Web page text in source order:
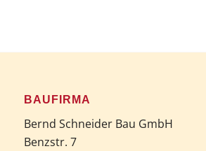
BAUFIRMA
Bernd Schneider Bau GmbH
Benzstr. 7